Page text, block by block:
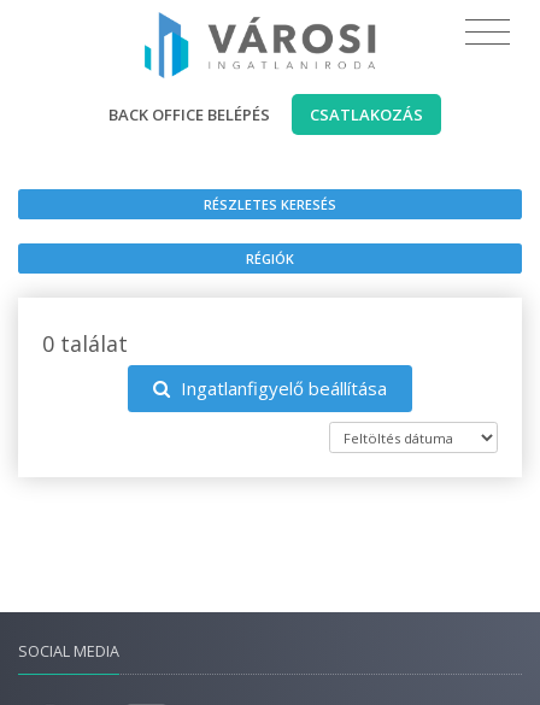
BACK OFFICE BELÉPÉS CSATLAKOZÁS
RÉSZLETES KERESÉS
RÉGIÓK
0 találat
Ingatlanfigyelő beállítása
SOCIAL MEDIA